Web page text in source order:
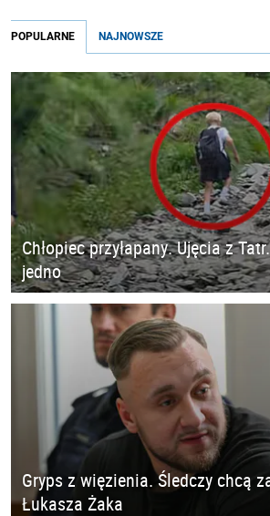
POPULARNE NAJNOWSZE
Chłopiec przyłapany. Ujęcia z
jedno
Gryps z więzienia. Śledczy chcą
Łukasza Żaka